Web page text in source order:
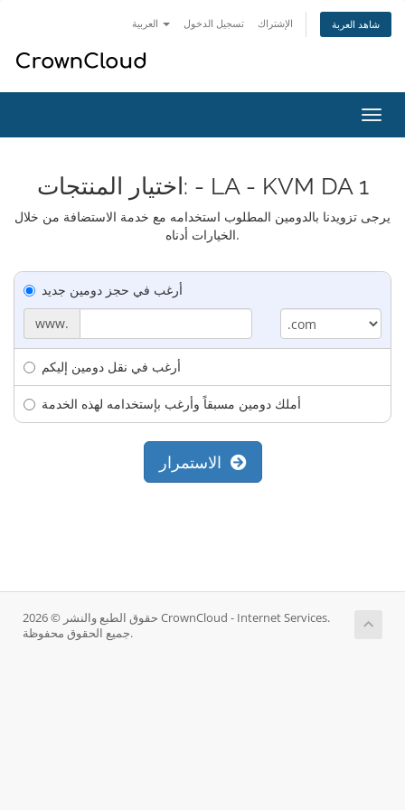
تسجيل الدخول الإشتراك شاهد العربة
تبديل
التنقل
اختيار المنتجات: - LA - KVM DA 1
يرجى تزويدنا بالدومين المطلوب استخدامه مع خدمة الاستضافة من خلال
الخيارات أدناه.
أرغب في حجز دومين جديد
www.
أرغب في نقل دومين إليكم
أملك دومين مسبقاً وأرغب بإستخدامه لهذه الخدمة
حقوق الطبع والنشر © 2026 CrownCloud - Internet Services.
جميع الحقوق محفوظة.